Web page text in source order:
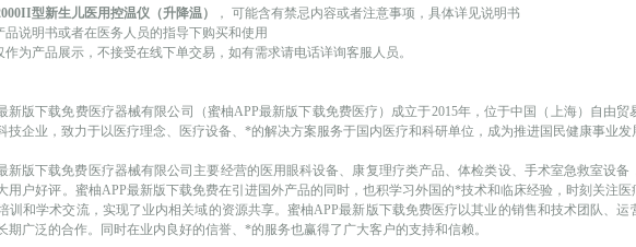
型新生儿医用控温仪（升降温） ， 可能含有禁忌内容或者注意事项，具体详见说明书
品说明书或者在医务人员的指导下购买和使用
作为产品展示，不接受在线下单交易，如有需求请电话详询客服人员。
新版下载免费医疗器械有限公司（蜜柚APP最新版下载免费医疗）成立于2015年，位于中国（上海）自由
技企业，致力于以医疗理念、医疗设备、*的解决方案服务于国内医疗和科研单位，成为推进国民健康事业发
新版下载免费医疗器械有限公司主要经营的医用眼科设备、康复理疗类产品、体检类设、手术室急救室设
用户好评。蜜柚APP最新版下载免费在引进国外产品的同时，也积学习外国的*技术和临床经验，时刻关注
训和学术交流，实现了业内相关域的资源共享。蜜柚APP最新版下载免费医疗以其业的销售和技术团队、
期广泛的合作。同时在业内良好的信誉、*的服务也赢得了广大客户的支持和信赖。